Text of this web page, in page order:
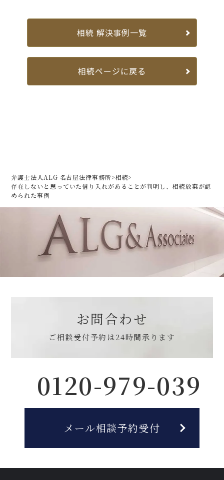
相続 解決事例一覧
相続ページに戻る
弁護士法人ALG 名古屋法律事務所>相続>
存在しないと思っていた借り入れがあることが判明し、 相続放棄が認
められた事例
お問合わせ
ご相談受付予約は24時間承ります
0120-979-039
メール相談予約受付